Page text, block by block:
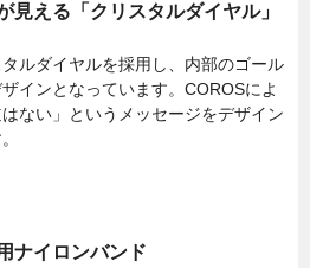
見える「クリスタルダイヤル」
ルダイヤルを採用し、内部のゴール
インとなっています。COROSによ
ない」というメッセージをデザイン
ナイロンバンド